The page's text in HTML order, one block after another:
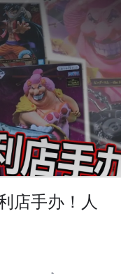
店手办！人